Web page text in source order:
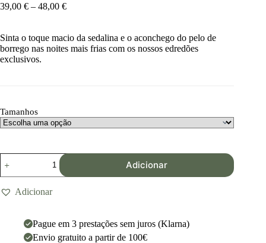
39,00 € – 48,00 €
Sinta o toque macio da sedalina e o aconchego do pelo de
borrego nas noites mais frias com os nossos edredões
exclusivos.
Tamanhos
Adicionar
Adicionar
Pague em 3 prestações sem juros (Klarna)
Envio gratuito a partir de 100€